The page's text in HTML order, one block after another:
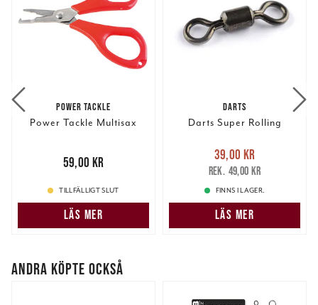
POWER TACKLE
Power Tackle Multisax
59,00 kr
59,00 kr
TILLFÄLLIGT SLUT
LÄS MER
DARTS
Darts Super Rolling
Nuvarande pris
39,00 krTidigare pris
49,00 kr
39,00 kr
49,00 kr
FINNS I LAGER.
LÄS MER
ANDRA KÖPTE OCKSÅ